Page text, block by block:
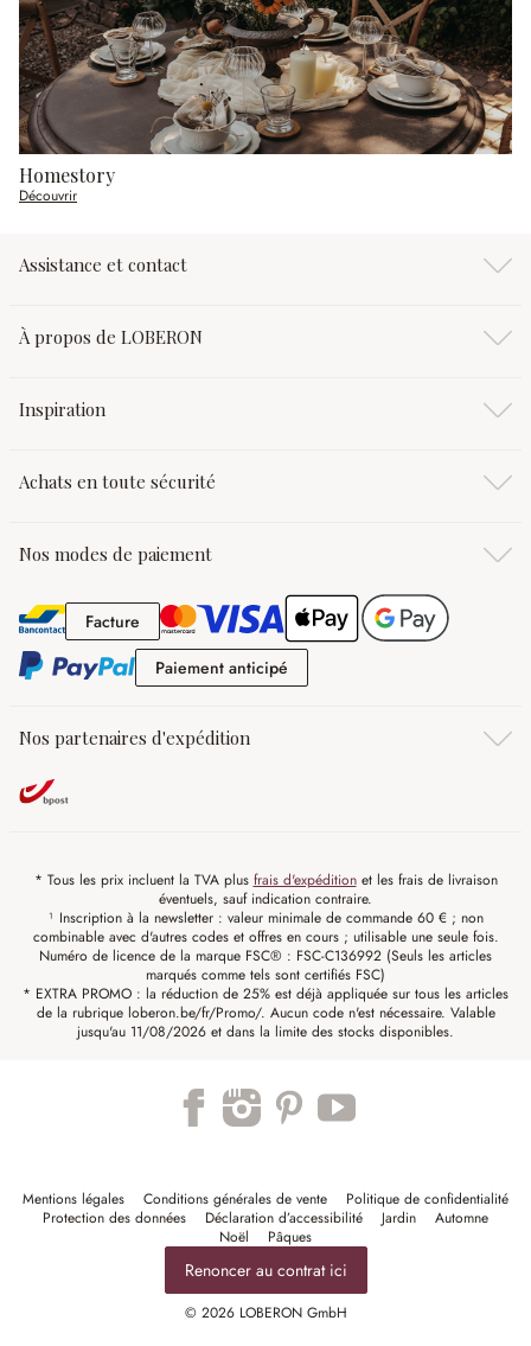
Homestory
Découvrir
Assistance et contact
À propos de LOBERON
Inspiration
Achats en toute sécurité
Nos modes de paiement
FactureFacture
Paiement anticipé
Nos partenaires d'expédition
* Tous les prix incluent la TVA plus frais d'expéditionet les frais de livraison
éventuels, sauf indication contraire.
¹ Inscription à la newsletter : valeur minimale de commande 60 € ; non
combinable avec d'autres codes et offres en cours ; utilisable une seule fois.
Numéro de licence de la marque FSC® : FSC-C136992 (Seuls les articles
marqués comme tels sont certifiés FSC)
* EXTRA PROMO : la réduction de 25% est déjà appliquée sur tous les articles
de la rubrique loberon.be/fr/Promo/. Aucun code n'est nécessaire. Valable
jusqu'au 11/08/2026 et dans la limite des stocks disponibles.
Mentions légales Conditions générales de vente
Politique de confidentialité
Protection des données
Déclaration d’accessibilité Jardin
Automne
Noël
Pâques
Renoncer au contrat ici
© 2026 LOBERON GmbH